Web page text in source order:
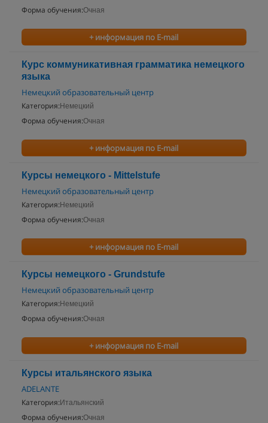
Форма обучения:Очная
+ информация по E-mail
Курс коммуникативная грамматика немецкого
языка
Немецкий образовательный центр
Категория: Немецкий
Форма обучения:Очная
+ информация по E-mail
Курсы немецкого - Mittelstufe
Немецкий образовательный центр
Категория: Немецкий
Форма обучения:Очная
+ информация по E-mail
Курсы немецкого - Grundstufe
Немецкий образовательный центр
Категория: Немецкий
Форма обучения:Очная
+ информация по E-mail
Курсы итальянского языка
ADELANTE
Категория: Итальянский
Форма обучения:Очная